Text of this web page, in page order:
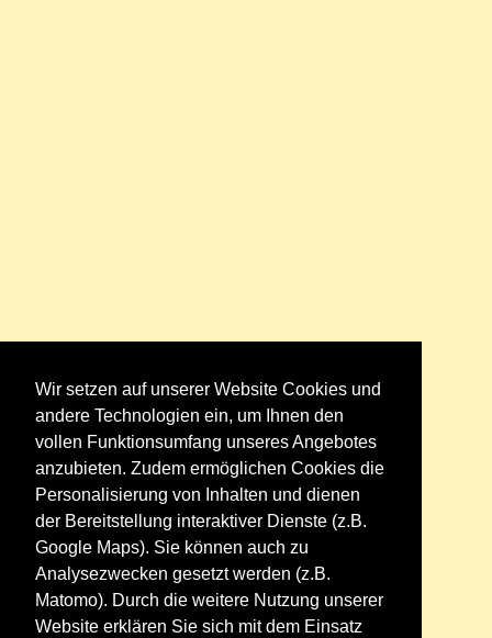
Wir setzen auf unserer Website Cookies und
andere Technologien ein, um Ihnen den
vollen Funktionsumfang unseres Angebotes
anzubieten. Zudem ermöglichen Cookies die
Personalisierung von Inhalten und dienen
der Bereitstellung interaktiver Dienste (z.B.
Google Maps). Sie können auch zu
Analysezwecken gesetzt werden (z.B.
Matomo). Durch die weitere Nutzung unserer
Website erklären Sie sich mit dem Einsatz